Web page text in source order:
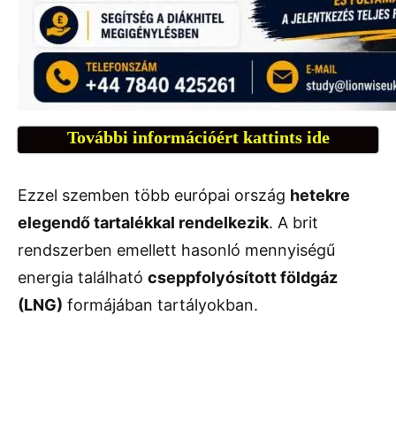
További információért kattints ide
Ezzel szemben több európai ország hetekre
elegendő tartalékkal rendelkezik. A brit
rendszerben emellett hasonló mennyiségű
energia található cseppfolyósított földgáz
(LNG) formájában tartályokban.